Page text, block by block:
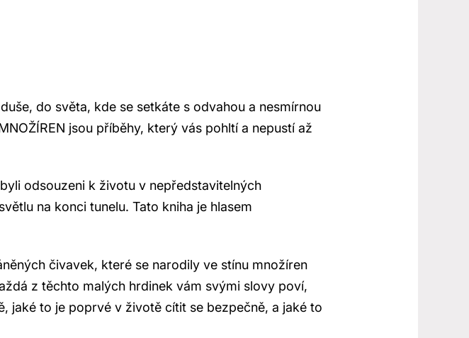
do světa, kde se setkáte s odvahou a nesmírnou
jsou příběhy, který vás pohltí a nepustí až
odsouzeni k životu v nepředstavitelných
na konci tunelu. Tato kniha je hlasem
čivavek, které se narodily ve stínu množíren
z těchto malých hrdinek vám svými slovy poví,
jaké to je poprvé v životě cítit se bezpečně, a jaké to